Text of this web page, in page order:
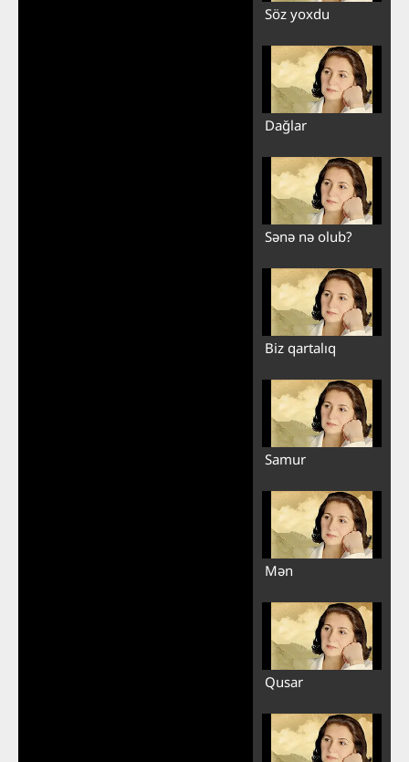
Söz yoxdu
Dağlar
Sənə nə olub?
Biz qartalıq
Samur
Mən
Qusar